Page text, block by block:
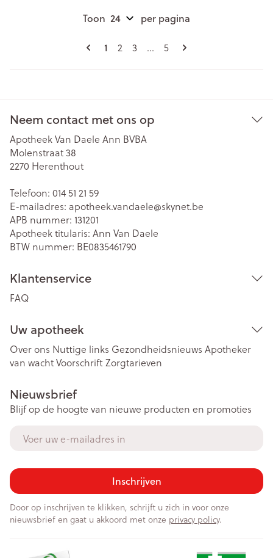
Pagina's
U lees momenteel pagina
1 Pagina
2 Pagina
3 ... Pagina
5
Toon per pagina
Neem contact met ons op
Apotheek Van Daele Ann BVBA
Molenstraat 38
2270 Herenthout
Telefoon: 014 51 21 59
E-mailadres: apotheek.vandaele@skynet.be
APB nummer: 131201
Apotheek titularis: Ann Van Daele
BTW nummer: BE0835461790
Klantenservice
FAQ
Uw apotheek
Over ons Nuttige links Gezondheidsnieuws Apotheker
van wachtVoorschriftZorgtarieven
Nieuwsbrief
Blijf op de hoogte van nieuwe producten en promoties
Inschrijven
Door op inschrijven te klikken, schrijft u zich in voor onze
nieuwsbrief en gaat u akkoord met onze privacy policy.